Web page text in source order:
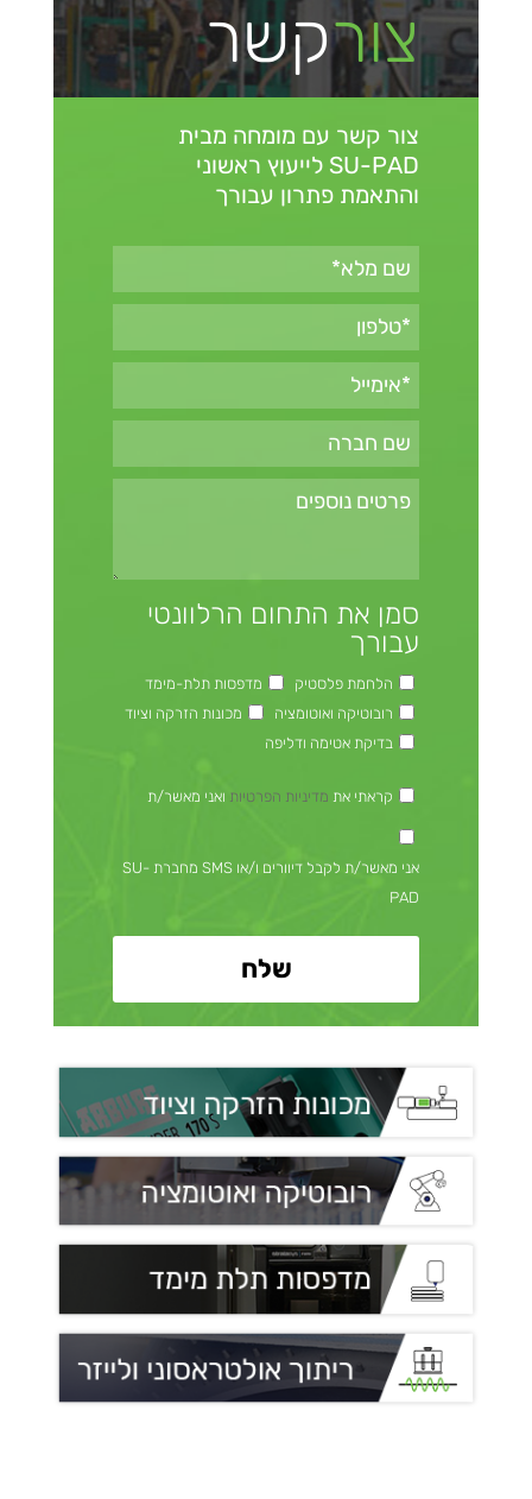
צורקשר
צור קשר עם מומחה מבית
SU-PAD לייעוץ ראשוני
והתאמת פתרון עבורך
סמן את התחום הרלוונטי
עבורך
הלחמת פלסטיק
מדפסות תלת-מימד
רובוטיקה ואוטומציה
מכונות הזרקה וציוד
בדיקת אטימה ודליפה
קראתי את מדיניות הפרטיות ואני מאשר/ת
אני מאשר/ת לקבל דיוורים ו/או SMS מחברת SU-
PAD